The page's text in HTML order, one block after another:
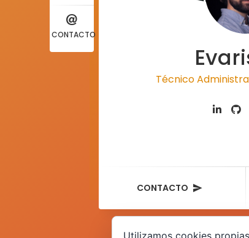
CONTACTO
Técnico
CONTACTO
Utilizamos cookies